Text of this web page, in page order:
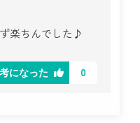
楽ちんでした♪
になった 0